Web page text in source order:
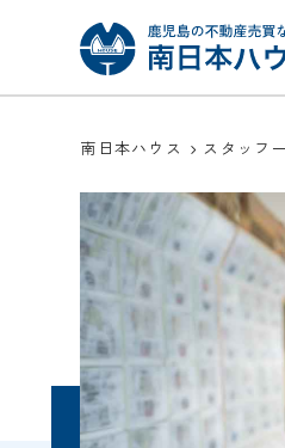
南日本ハウス スタッフ